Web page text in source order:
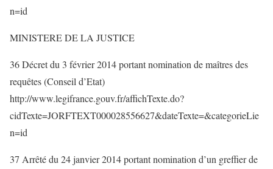
n=id
MINISTERE DE LA JUSTICE
36 Décret du 3 février 2014 portant nomination de maîtres des
requêtes (Conseil d’Etat)
http://www.legifrance.gouv.fr/affichTexte.do?
cidTexte=JORFTEXT000028556627&dateTexte=&categorieLie
n=id
37 Arrêté du 24 janvier 2014 portant nomination d’un greffier de